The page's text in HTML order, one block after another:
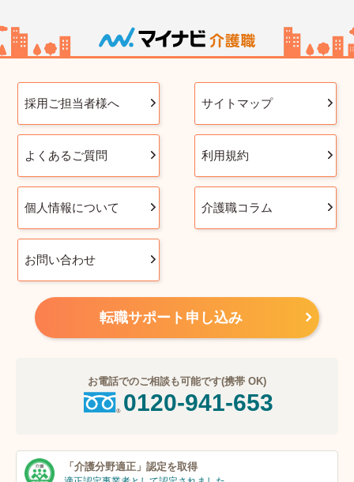
採用ご担当者様へ サイトマップ
よくあるご質問 利用規約
個人情報について 介護職コラム
お問い合わせ
転職サポート申し込み
お電話でのご相談も可能です(携帯 OK)
0120-941-653
「介護分野適正」 認定を取得